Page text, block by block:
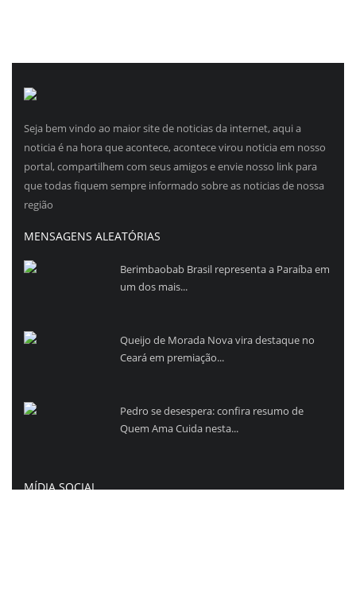
Seja bem vindo ao maior site de noticias da internet, aqui a
noticia é na hora que acontece, acontece virou noticia em nosso
portal, compartilhem com seus amigos e envie nosso link para
que todas fiquem sempre informado sobre as noticias de nossa
região
MENSAGENS ALEATÓRIAS
Berimbaobab Brasil representa a Paraíba em
um dos mais...
Queijo de Morada Nova vira destaque no
Ceará em premiação...
Pedro se desespera: confira resumo de
Quem Ama Cuida nesta...
MÍDIA SOCIAL